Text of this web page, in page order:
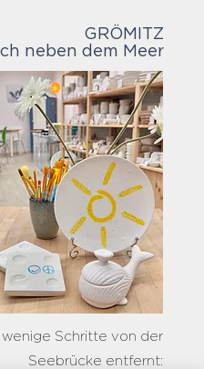
GRÖMITZ
neben dem Meer
wenige Schritte von der
Seebrücke entfernt: